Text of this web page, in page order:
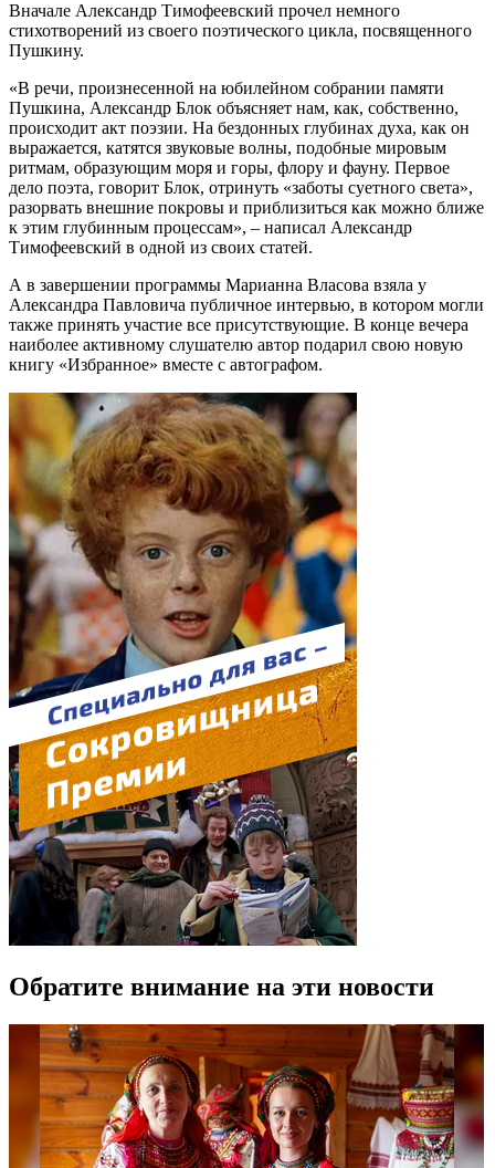
Вначале Александр Тимофеевский прочел немного
стихотворений из своего поэтического цикла, посвященного
Пушкину.
«В речи, произнесенной на юбилейном собрании памяти
Пушкина, Александр Блок объясняет нам, как, собственно,
происходит акт поэзии. На бездонных глубинах духа, как он
выражается, катятся звуковые волны, подобные мировым
ритмам, образующим моря и горы, флору и фауну. Первое
дело поэта, говорит Блок, отринуть «заботы суетного света»,
разорвать внешние покровы и приблизиться как можно ближе
к этим глубинным процессам», – написал Александр
Тимофеевский в одной из своих статей.
А в завершении программы Марианна Власова взяла у
Александра Павловича публичное интервью, в котором могли
также принять участие все присутствующие. В конце вечера
наиболее активному слушателю автор подарил свою новую
книгу «Избранное» вместе с автографом.
Обратите внимание на эти новости